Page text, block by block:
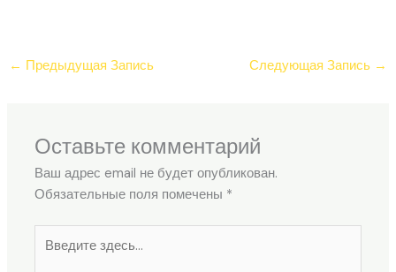
← Предыдущая Запись Следующая Запись →
Оставьте комментарий
Ваш адрес email не будет опубликован.
Обязательные поля помечены *
здесь...